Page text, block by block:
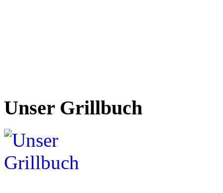
Unser Grillbuch